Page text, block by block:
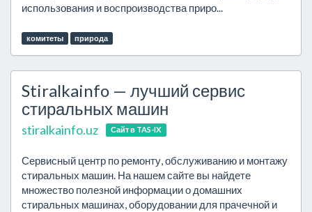
использования и воспроизводства приро...
комитеты природа
Stiralkainfo — лучший сервис
стиральных машин
stiralkainfo.uz Сайт в TAS-IX
Сервисный центр по ремонту, обслуживанию и монтажу
стиральных машин. На нашем сайте вы найдете
множество полезной информации о домашних
стиральных машинах, оборудовании для прачечной и